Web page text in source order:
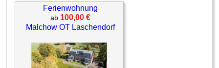
Ferienwohnung
ab 100,00 €
Malchow OT Laschendorf